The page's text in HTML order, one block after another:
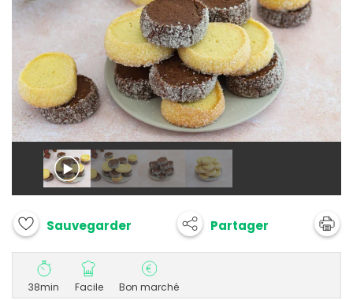
Sauvegarder Partager
38min Facile Bon marché